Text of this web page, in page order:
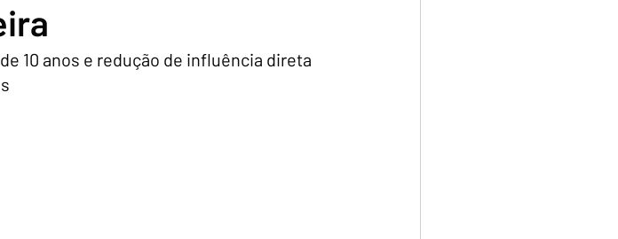
10 anos e redução de influência direta